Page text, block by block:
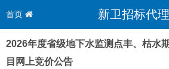
首页 新卫招标代理
2026年度省级地下水监测点丰、枯水
目网上竞价公告